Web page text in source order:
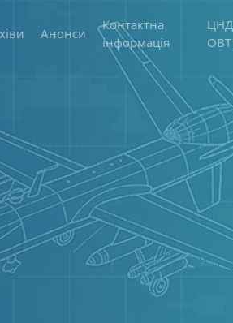
Анонси
Контактна
інформація